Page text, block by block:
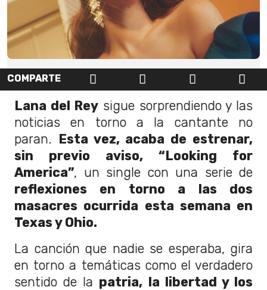
COMPARTE
Lana del Rey sigue sorprendiendo y las
noticias en torno a la cantante no
paran. Esta vez, acaba de estrenar,
sin previo aviso, “Looking for
America”, un single con una serie de
reflexiones en torno a las dos
masacres ocurrida esta semana en
Texas y Ohio.
La canción que nadie se esperaba, gira
en torno a temáticas como el verdadero
sentido de la patria, la libertad y los